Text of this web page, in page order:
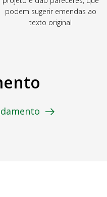
podem sugerir emendas ao
texto original